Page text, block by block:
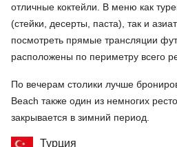
отличные коктейли. В меню как
(стейки, десерты, паста), так и
посмотреть прямые трансляции
расположены по периметру всего
По вечерам столики лучше
Beach также один из немногих
закрывается в зимний период.
Турция